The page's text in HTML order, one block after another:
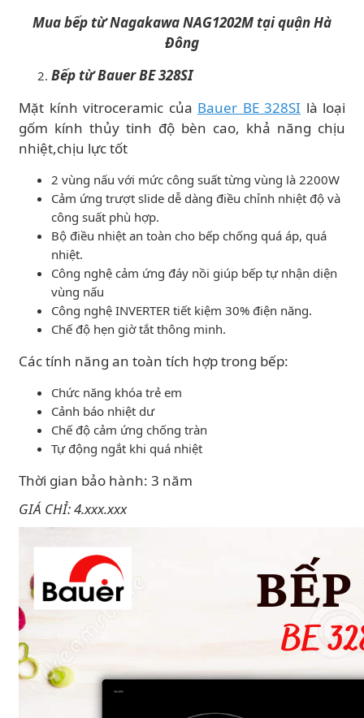
Mua bếp từ Nagakawa NAG1202M tại quận Hà
Đông
Bếp từ Bauer BE 328SI
Mặt kính vitroceramic của Bauer BE 328SI là loại
gốm kính thủy tinh độ bèn cao, khả năng chịu
nhiệt,chịu lực tốt
2 vùng nấu với mức công suất từng vùng là 2200W
Cảm ứng trượt slide dễ dàng điều chỉnh nhiệt độ và
công suất phù hợp.
Bộ điều nhiệt an toàn cho bếp chống quá áp, quá
nhiệt.
Công nghệ cảm ứng đáy nồi giúp bếp tự nhận diện
vùng nấu
Công nghệ INVERTER tiết kiệm 30% điện năng.
Chế độ hẹn giờ tắt thông minh.
Các tính năng an toàn tích hợp trong bếp:
Chức năng khóa trẻ em
Cảnh báo nhiệt dư
Chế độ cảm ứng chống tràn
Tự động ngắt khi quá nhiệt
Thời gian bảo hành: 3 năm
GIÁ CHỈ: 4.xxx.xxx